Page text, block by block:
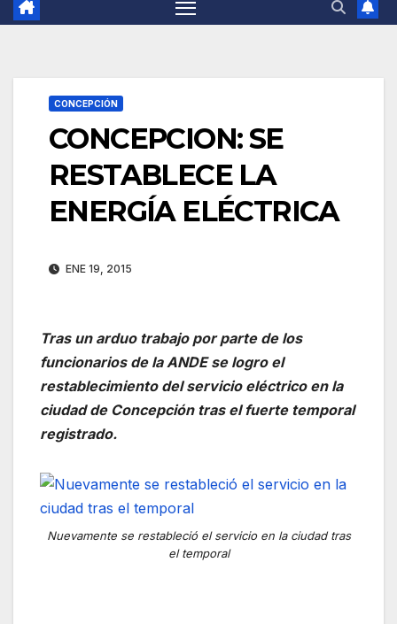
CONCEPCIÓN
CONCEPCION: SE
RESTABLECE LA
ENERGÍA ELÉCTRICA
ENE 19, 2015
Tras un arduo trabajo por parte de los
funcionarios de la ANDE se logro el
restablecimiento del servicio eléctrico en la
ciudad de Concepción tras el fuerte temporal
registrado.
Nuevamente se restableció el servicio en la ciudad tras
el temporal